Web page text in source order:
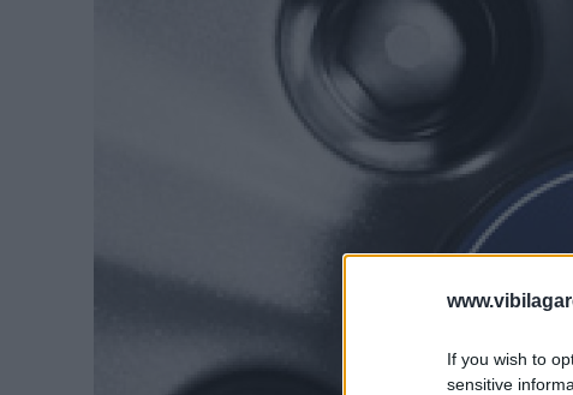
If you wish to
sensitive